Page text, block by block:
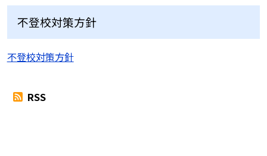
不登校対策方針
不登校対策方針
RSS